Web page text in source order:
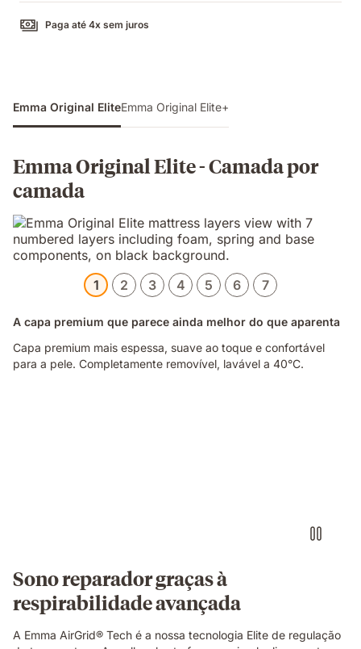
Paga até 4x sem juros
Emma Original EliteEmma Original Elite+
Emma Original Elite - Camada por
camada
1 2 3 4 5 6 7
A capa premium que parece ainda melhor do que aparenta
Capa premium mais espessa, suave ao toque e confortável
para a pele. Completamente removível, lavável a 40°C.
the
Emma
Original
Elite
Sono reparador graças à
respirabilidade avançada
A Emma AirGrid® Tech é a nossa tecnologia Elite de regulação